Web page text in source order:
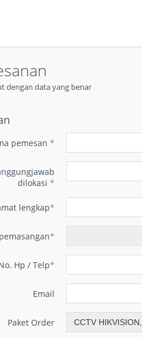
dengan data yang benar
pemesan*
dilokasi*
lengkap*
*
Hp / Telp*
Email
Paket Order